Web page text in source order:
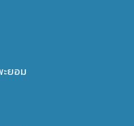
ยอม